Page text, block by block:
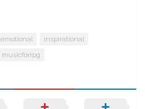
emotional
inspirational
musicforrpg